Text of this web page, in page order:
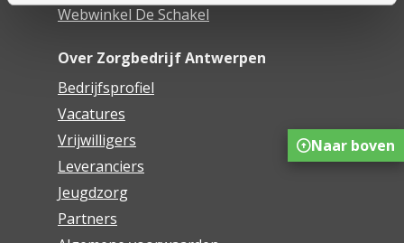
Webwinkel De Schakel
Over Zorgbedrijf Antwerpen
Bedrijfsprofiel
Vacatures
Vrijwilligers
Leveranciers
Jeugdzorg
Partners
Naar boven